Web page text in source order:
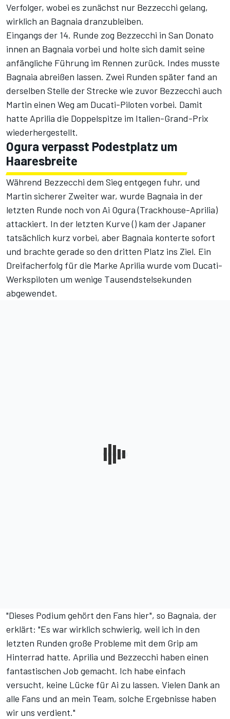
Verfolger, wobei es zunächst nur Bezzecchi gelang,
wirklich an Bagnaia dranzubleiben.
Eingangs der 14. Runde zog Bezzecchi in San Donato
innen an Bagnaia vorbei und holte sich damit seine
anfängliche Führung im Rennen zurück. Indes musste
Bagnaia abreißen lassen. Zwei Runden später fand an
derselben Stelle der Strecke wie zuvor Bezzecchi auch
Martin einen Weg am Ducati-Piloten vorbei. Damit
hatte Aprilia die Doppelspitze im Italien-Grand-Prix
wiederhergestellt.
Ogura verpasst Podestplatz um
Haaresbreite
Während Bezzecchi dem Sieg entgegen fuhr, und
Martin sicherer Zweiter war, wurde Bagnaia in der
letzten Runde noch von Ai Ogura (Trackhouse-Aprilia)
attackiert. In der letzten Kurve () kam der Japaner
tatsächlich kurz vorbei, aber Bagnaia konterte sofort
und brachte gerade so den dritten Platz ins Ziel. Ein
Dreifacherfolg für die Marke Aprilia wurde vom Ducati-
Werkspiloten um wenige Tausendstelsekunden
abgewendet.
"Dieses Podium gehört den Fans hier", so Bagnaia, der
erklärt: "Es war wirklich schwierig, weil ich in den
letzten Runden große Probleme mit dem Grip am
Hinterrad hatte. Aprilia und Bezzecchi haben einen
fantastischen Job gemacht. Ich habe einfach
versucht, keine Lücke für Ai zu lassen. Vielen Dank an
alle Fans und an mein Team, solche Ergebnisse haben
wir uns verdient."